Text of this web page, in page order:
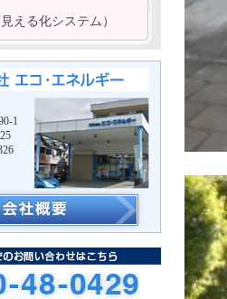
える化システム）
1